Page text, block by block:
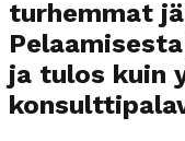
turhemmat
ja tulos kuin